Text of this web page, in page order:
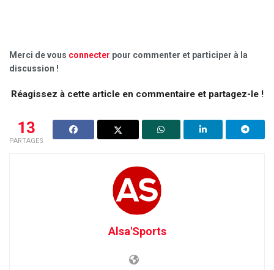
Merci de vous connecter pour commenter et participer à la
discussion !
Réagissez à cette article en commentaire et partagez-le !
13
PARTAGES
Alsa'Sports